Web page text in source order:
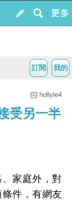
我的
訂閱
hollyle4
受另一半
家庭外，對
件，有網友